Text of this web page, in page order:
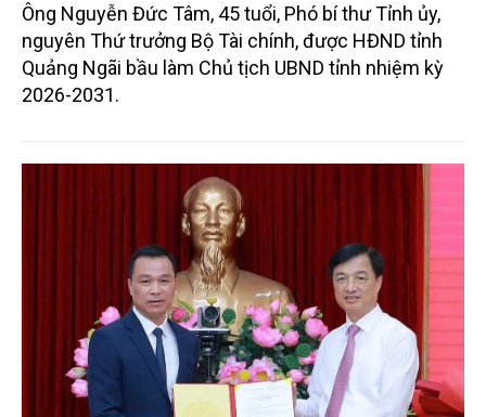
Ông Nguyễn Đức Tâm, 45 tuổi, Phó bí thư Tỉnh ủy,
nguyên Thứ trưởng Bộ Tài chính, được HĐND tỉnh
Quảng Ngãi bầu làm Chủ tịch UBND tỉnh nhiệm kỳ
2026-2031.